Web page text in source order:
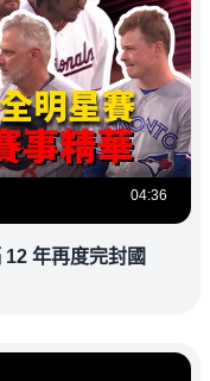
04:36
年再度完封國